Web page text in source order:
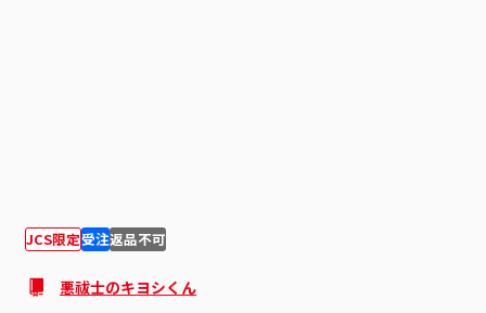
JCS限定受注返品不可
悪祓士のキヨシくん